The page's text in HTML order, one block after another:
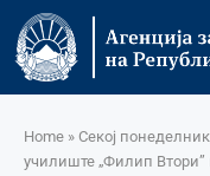
Home » Секој
училиште „Филип Втори”